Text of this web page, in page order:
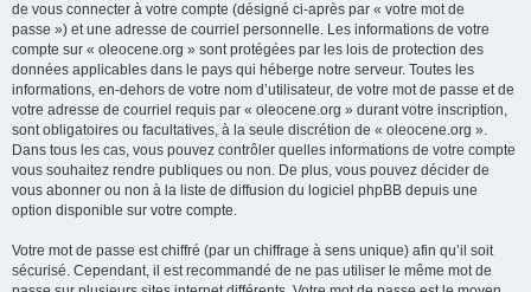
de vous connecter à votre compte (désigné ci-après par « votre mot de
passe ») et une adresse de courriel personnelle. Les informations de votre
compte sur « oleocene.org » sont protégées par les lois de protection des
données applicables dans le pays qui héberge notre serveur. Toutes les
informations, en-dehors de votre nom d’utilisateur, de votre mot de passe et de
votre adresse de courriel requis par « oleocene.org » durant votre inscription,
sont obligatoires ou facultatives, à la seule discrétion de « oleocene.org ».
Dans tous les cas, vous pouvez contrôler quelles informations de votre compte
vous souhaitez rendre publiques ou non. De plus, vous pouvez décider de
vous abonner ou non à la liste de diffusion du logiciel phpBB depuis une
option disponible sur votre compte.
Votre mot de passe est chiffré (par un chiffrage à sens unique) afin qu’il soit
sécurisé. Cependant, il est recommandé de ne pas utiliser le même mot de